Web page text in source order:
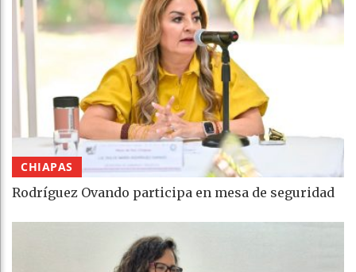
CHIAPAS
Rodríguez Ovando participa en mesa de seguridad